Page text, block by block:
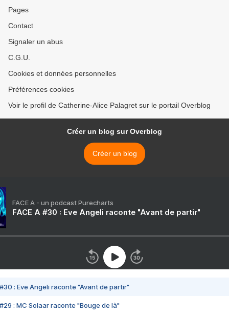
Pages
Contact
Signaler un abus
C.G.U.
Cookies et données personnelles
Préférences cookies
Voir le profil de Catherine-Alice Palagret sur le portail Overblog
Créer un blog sur Overblog
Créer un blog
FACE A - un podcast Purecharts
FACE A #30 : Eve Angeli raconte "Avant de partir"
#30 : Eve Angeli raconte "Avant de partir"
#29 : MC Solaar raconte "Bouge de là"